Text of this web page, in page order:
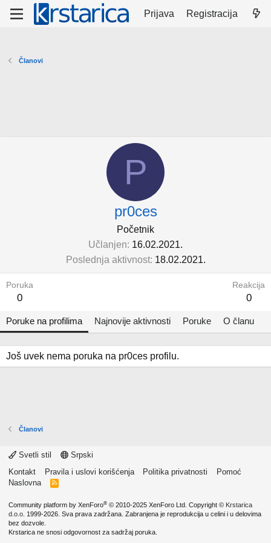
Prijava Registracija
Članovi
P
pr0ces
Početnik
Učlanjen 16.02.2021.
Poslednja aktivnost 18.02.2021.
Poruka
0
Reakcija
0
Poruke na profilima Najnovije aktivnosti Poruke O članu
Još uvek nema poruka na pr0ces profilu.
Članovi
Svetli stil
Srpski
Kontakt
Pravila i uslovi korišćenja Politika privatnosti
Pomoć
Naslovna
R
Community platform by XenForo® © 2010-2025 XenForo Ltd. Copyright © Krstarica
d.o.o. 1999-2026. Sva prava zadržana. Zabranjena je reprodukcija u celini i u delovima
bez dozvole.
Krstarica ne snosi odgovornost za sadržaj poruka.